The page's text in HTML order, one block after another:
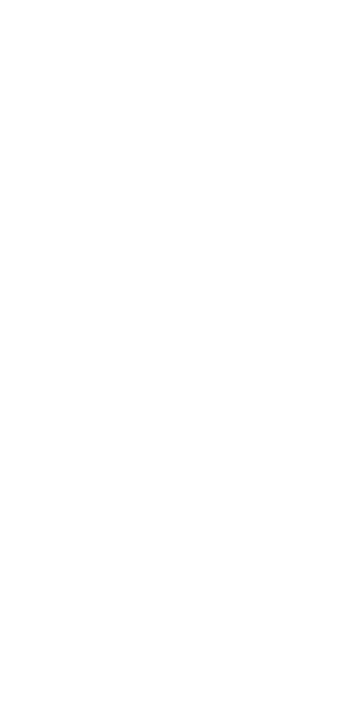
en América Latina y Medio Oriente, gracias a sus
equipo. Durante esta visita, podemos traer muestras